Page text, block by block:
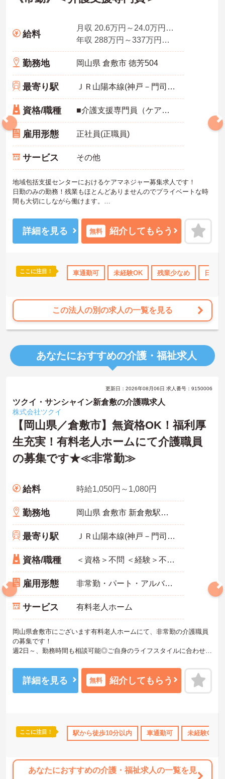
資格取得サポート 研修制度あり 産休･育休･介護休暇取
給料
月収 20.6万円～24.0万円程度
年収 288万円～337万円程度（賞与2.0ヶ月の場合）
勤務地 岡山県 倉敷市 徳芳504
最寄り駅 ＪＲ山陽本線(神戸－門司)「中庄駅」徒歩13分
資格/職種 ■介護支援専門員（ケアマネジャー） ■普通自動車運転免許（AT限定可）
雇用形態 正社員(正職員)
サービス その他
地域包括支援センターにおけるケアマネジャー募集求人です！
日勤のみの勤務！残業もほとんどありませんのでプライベートな時
間も大切にしながら働けます。
すのでお気軽にご相談ください。
詳細を見る 無料 紹介してもらう
ここに注目！ 車通勤可 未経験OK 残業少なめ 日勤
この法人の別の求人の一覧を見る
あなたにおすすめの介護・福祉求人
日勤のみ ボーナス・賞与あり 社会保険完備 交通費支給
更新日：2026年08月06日 求人番号：9150006
ツクイ・サンシャイン新倉敷の介護職求人
株式会社ツクイ
【岡山県／倉敷市】無資格OK！福利厚
生充実！有料老人ホームにて介護職員
の募集です★≪非常勤≫
給料 時給1,050円～1,080円
勤務地 岡山県 倉敷市 新倉敷駅前3-171
最寄り駅 ＪＲ山陽本線(神戸－門司)「新倉敷駅」徒歩10分
資格/職種 ＜資格＞不問 ＜経験＞不問 ※無資格者:入社半年以内に会社負担で認知症介護基礎研修受講
雇用形態 非常勤・パート・アルバイト
サービス 有料老人ホーム
岡山県倉敷市にございます有料老人ホームにて、非常勤の介護職員
の募集です！
週2日～、勤務時間も相談可能◎ご自身のライフスタイルに合わせて
福利厚生も充実しており、長期的な就業ができる環境が整っていま
す◎
ご興味がありましたら、詳細をお伝えしますので、お気軽にお問い
詳細を見る 無料 紹介してもらう
ここに注目！ 駅から徒歩10分以内 車通勤可 未経験OK
あなたにおすすめの介護・福祉求人の一覧を見